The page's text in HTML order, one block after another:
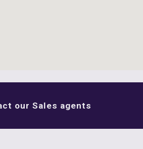
our Sales agents